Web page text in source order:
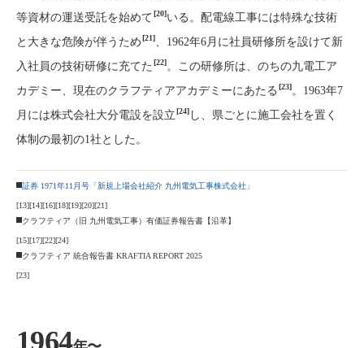
等資材の運送受託を始めて[20]いる。配電線工事には特殊な技術
と大きな危険が伴うため[21]
、1962年6月に社員研修所を設けて新
入社員の技術研修に充てた [22]。この研修所は、のちの九電工ア
カデミー、現在のクラフティアアカデミーにあたる [23]。1963年7
月には株式会社大分電設を設立[24] し、県ごとに施工会社を置く
体制の最初の1社とした。
証券 1971年11月号「新規上場会社紹介 九州電気工事株式会社」
[13][14][16][18][19][20][21]
クラフティア（旧 九州電気工事）有価証券報告書【沿革】
[15][17][22][24]
クラフティア 統合報告書 KRAFTIA REPORT 2025
[23]
1964